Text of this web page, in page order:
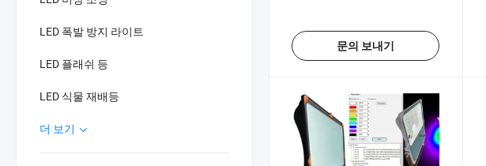
LED 폭발 방지 라이트
LED 플래쉬 등
LED 식물 재배등
더 보기
문의 보내기